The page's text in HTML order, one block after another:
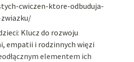
cwiczen-ktore-odbuduja-
Klucz do rozwoju
empatii i rodzinnych więzi
elementem ich